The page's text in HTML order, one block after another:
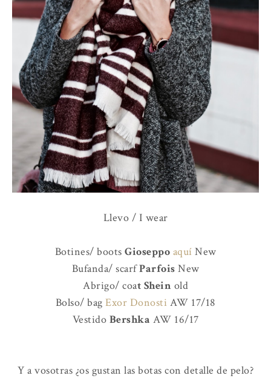
Llevo / I wear
Botines/ boots Gioseppo aquí New
Bufanda/ scarfParfois New
Abrigo/ coat Shein old
Bolso/ bag Exor Donosti AW 17/18
Vestido Bershka AW 16/17
Y a vosotras ¿os gustan las botas con detalle de pelo?